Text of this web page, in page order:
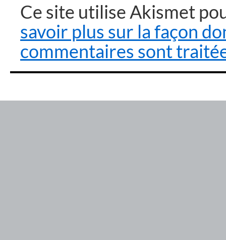
Ce site utilise Akismet
savoir plus sur la façon
commentaires sont